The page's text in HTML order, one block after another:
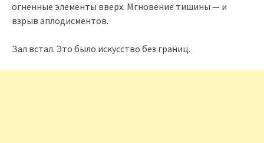
огненные элементы вверх. Мгновение тишины — и
взрыв аплодисментов.
Зал встал. Это было искусство без границ.